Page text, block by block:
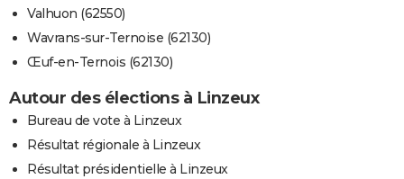
Valhuon (62550)
Wavrans-sur-Ternoise (62130)
Œuf-en-Ternois (62130)
Autour des élections à Linzeux
Bureau de vote à Linzeux
Résultat régionale à Linzeux
Résultat présidentielle à Linzeux